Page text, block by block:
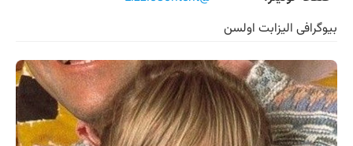
بیوگرافی الیزابت اولسن